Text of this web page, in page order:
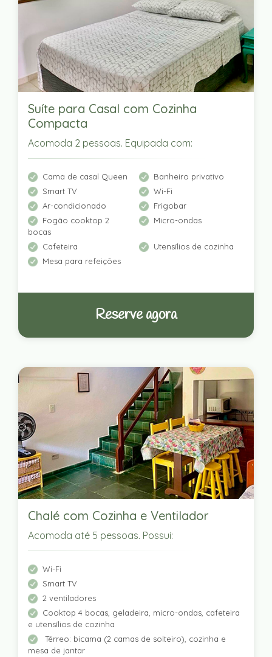
Suíte para Casal com Cozinha
Compacta
Acomoda 2 pessoas. Equipada com:
Cama de casal Queen
Banheiro privativo
Smart TV
Wi-Fi
Ar-condicionado
Frigobar
Fogão cooktop 2
bocas
Micro-ondas
Cafeteira
Utensílios de cozinha
Mesa para refeições
Reserve agora
Chalé com Cozinha e Ventilador
Acomoda até 5 pessoas. Possui:
Wi-Fi
Smart TV
2 ventiladores
Cooktop 4 bocas, geladeira, micro-ondas, cafeteira
e utensílios de cozinha
Térreo: bicama (2 camas de solteiro), cozinha e
mesa de jantar